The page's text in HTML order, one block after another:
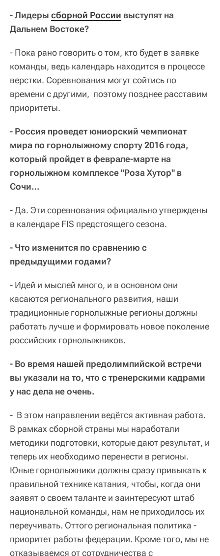
- Лидеры сборной России выступят на
Дальнем Востоке?
- Пока рано говорить о том, кто будет в заявке
команды, ведь календарь находится в процессе
верстки. Соревнования могут сойтись по
времени с другими, поэтому позднее расставим
приоритеты.
- Россия проведет юниорский чемпионат
мира по горнолыжному спорту 2016 года,
который пройдет в феврале-марте на
горнолыжном комплексе "Роза Хутор" в
Сочи…
- Да. Эти соревнования официально утверждены
в календаре FIS предстоящего сезона.
- Что изменится по сравнению с
предыдущими годами?
- Идей и мыслей много, и в основном они
касаются регионального развития, наши
традиционные горнолыжные регионы должны
работать лучше и формировать новое поколение
российских горнолыжников.
- Во время нашей предолимпийской встречи
вы указали на то, что с тренерскими кадрами
у нас дела не очень.
- В этом направлении ведётся активная работа.
В рамках сборной страны мы наработали
методики подготовки, которые дают результат, и
теперь их необходимо перенести в регионы.
Юные горнолыжники должны сразу привыкать к
правильной технике катания, чтобы, когда они
заявят о своем таланте и заинтересуют штаб
национальной команды, нам не приходилось их
переучивать. Оттого региональная политика -
приоритет работы федерации. Кроме того, мы не
отказываемся от сотрудничества с